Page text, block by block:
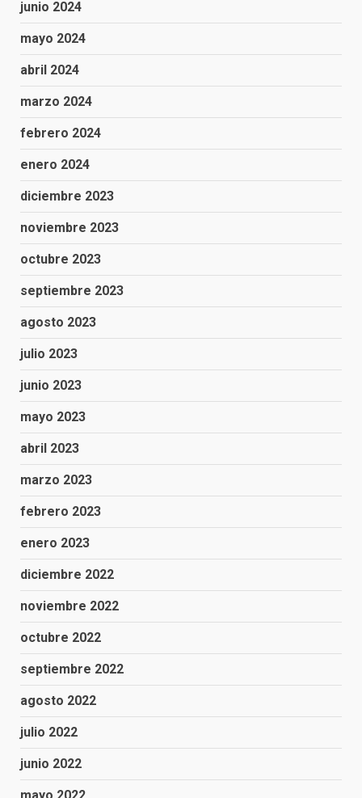
junio 2024
mayo 2024
abril 2024
marzo 2024
febrero 2024
enero 2024
diciembre 2023
noviembre 2023
octubre 2023
septiembre 2023
agosto 2023
julio 2023
junio 2023
mayo 2023
abril 2023
marzo 2023
febrero 2023
enero 2023
diciembre 2022
noviembre 2022
octubre 2022
septiembre 2022
agosto 2022
julio 2022
junio 2022
mayo 2022